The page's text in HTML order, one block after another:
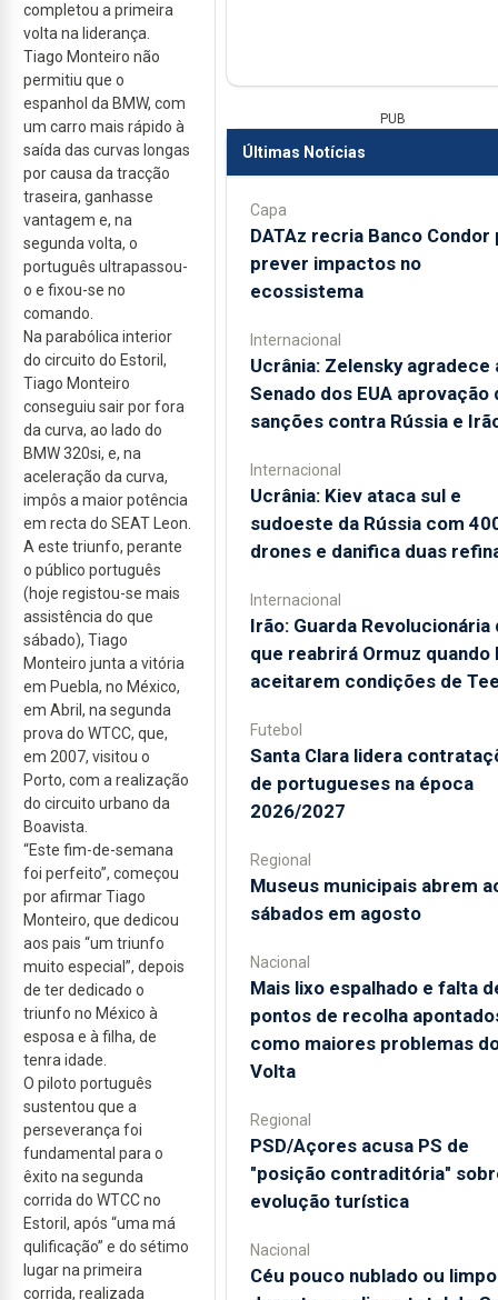
completou a primeira
volta na liderança.
Tiago Monteiro não
permitiu que o
espanhol da BMW, com
um carro mais rápido à
saída das curvas longas
por causa da tracção
traseira, ganhasse
vantagem e, na
segunda volta, o
português ultrapassou-
o e fixou-se no
comando.
Na parabólica interior
do circuito do Estoril,
Tiago Monteiro
conseguiu sair por fora
da curva, ao lado do
BMW 320si, e, na
aceleração da curva,
impôs a maior potência
em recta do SEAT Leon.
A este triunfo, perante
o público português
(hoje registou-se mais
assistência do que
sábado), Tiago
Monteiro junta a vitória
em Puebla, no México,
em Abril, na segunda
prova do WTCC, que,
em 2007, visitou o
Porto, com a realização
do circuito urbano da
Boavista.
“Este fim-de-semana
foi perfeito”, começou
por afirmar Tiago
Monteiro, que dedicou
aos pais “um triunfo
muito especial”, depois
de ter dedicado o
triunfo no México à
esposa e à filha, de
tenra idade.
O piloto português
sustentou que a
perseverança foi
fundamental para o
êxito na segunda
corrida do WTCC no
Estoril, após “uma má
qulificação” e do sétimo
lugar na primeira
corrida, realizada
PUB
Últimas Notícias
Capa
DATAz recria Banco Condor
prever impactos no
ecossistema
Internacional
Ucrânia: Zelensky agradece
Senado dos EUA aprovação
sanções contra Rússia e
Internacional
Ucrânia: Kiev ataca sul e
sudoeste da Rússia com
drones e danifica duas
Internacional
Irão: Guarda Revolucionária
que reabrirá Ormuz quando
aceitarem condições de
Futebol
Santa Clara lidera
de portugueses na época
2026/2027
Regional
Museus municipais abrem
sábados em agosto
Nacional
Mais lixo espalhado e falta
pontos de recolha
como maiores problemas
Volta
Regional
PSD/Açores acusa PS de
"posição contraditória"
evolução turística
Nacional
Céu pouco nublado ou limpo